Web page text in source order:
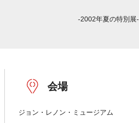
-2002年夏の特別展-
会場
ジョン・レノン・ミュージアム